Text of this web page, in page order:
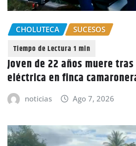
CHOLUTECA SUCESOS
Joven de 22 años muere
eléctrica en finca
noticias Ago 7, 2026